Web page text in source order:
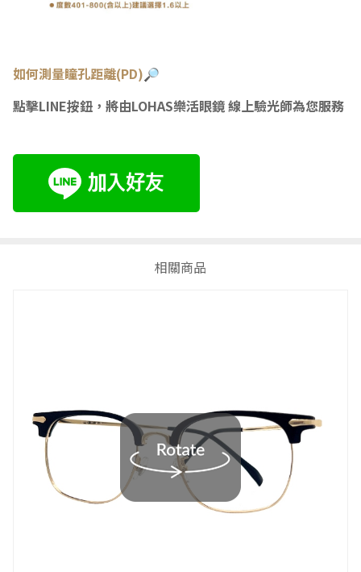
如何測量瞳孔距離(PD)🔎
點擊LINE按鈕，將由LOHAS樂活眼鏡 線上驗光師為您服務
相關商品